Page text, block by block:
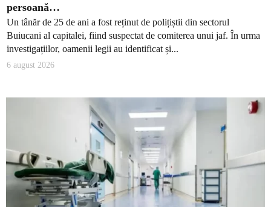
persoană…
Un tânăr de 25 de ani a fost reținut de polițiștii din sectorul
Buiucani al capitalei, fiind suspectat de comiterea unui jaf. În urma
investigațiilor, oamenii legii au identificat și...
6 august 2026